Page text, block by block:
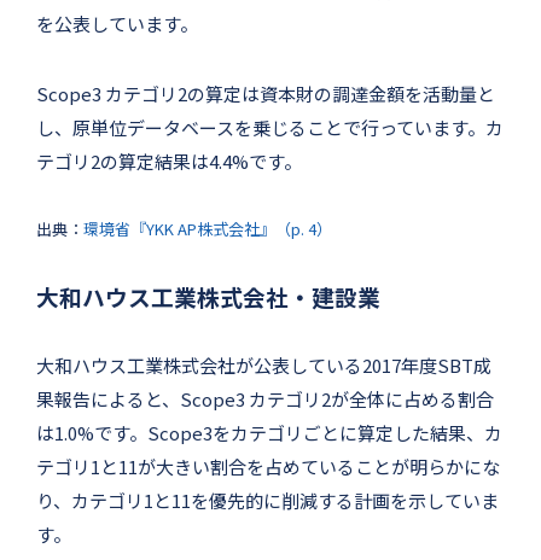
を公表しています。
Scope3 カテゴリ2の算定は資本財の調達金額を活動量と
し、原単位データベースを乗じることで行っています。カ
テゴリ2の算定結果は4.4%です。
出典： 環境省『YKK AP株式会社』（p. 4）
大和ハウス工業株式会社・建設業
大和ハウス工業株式会社が公表している2017年度SBT成
果報告によると、Scope3 カテゴリ2が全体に占める割合
は1.0%です。Scope3をカテゴリごとに算定した結果、カ
テゴリ1と11が大きい割合を占めていることが明らかにな
り、カテゴリ1と11を優先的に削減する計画を示していま
す。